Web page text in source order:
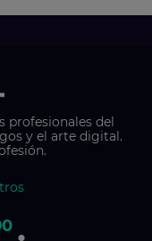
profesionales del
y el arte digital.